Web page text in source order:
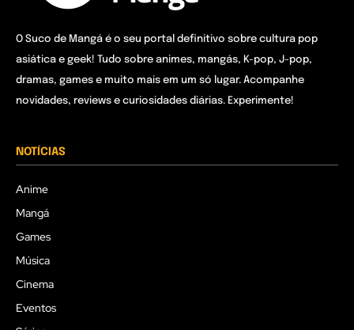
O Suco de Mangá é o seu portal definitivo sobre cultura pop
asiática e geek! Tudo sobre animes, mangás, K-pop, J-pop,
dramas, games e muito mais em um só lugar. Acompanhe
novidades, reviews e curiosidades diárias. Experimente!
NOTÍCIAS
Anime
Mangá
Games
Música
Cinema
Eventos